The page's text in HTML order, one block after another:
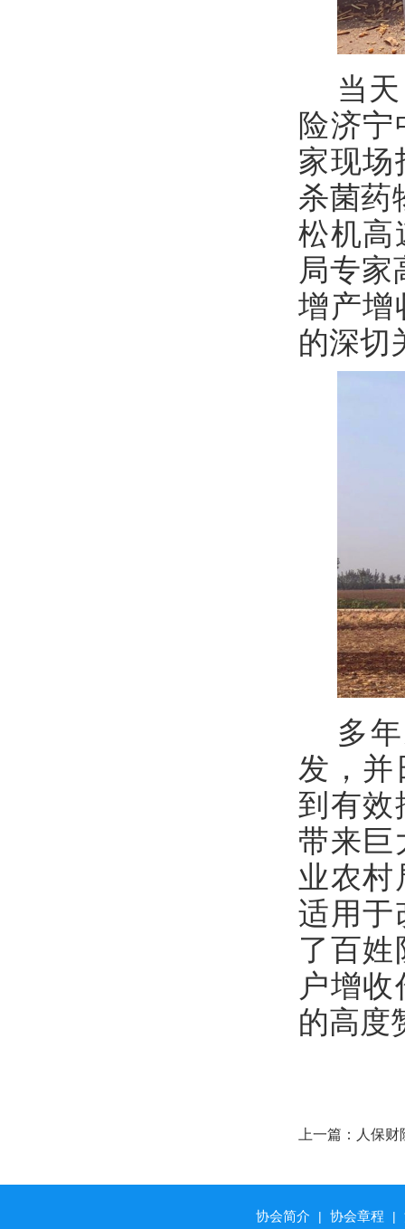
当
险济
家现场
杀菌药
松机高
局专家
增产增
的深切
多
发，并
到有效
带来巨
业农村
适用于
了百
户增
的高度
上一篇：
人保财
协会简介 | 协会章程 |